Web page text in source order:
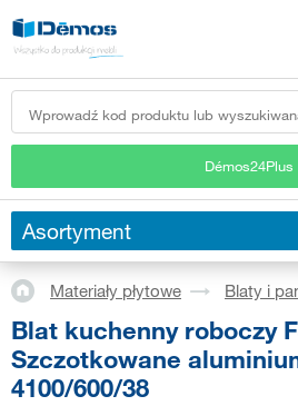
Démos24Plus
Asortyment
Materiały płytowe Blaty i
Blat kuchenny roboczy
Szczotkowane
4100/600/38